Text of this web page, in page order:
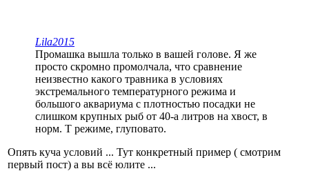
Lila2015
Промашка вышла только в вашей голове. Я же
просто скромно промолчала, что сравнение
неизвестно какого травника в условиях
экстремального температурного режима и
большого аквариума с плотностью посадки не
слишком крупных рыб от 40-а литров на хвост, в
норм. Т режиме, глуповато.
Опять куча условий ... Тут конкретный пример ( смотрим
первый пост) а вы всё юлите ...